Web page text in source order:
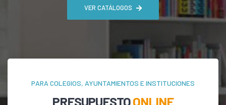
VER CATÁLOGOS
PARA COLEGIOS, AYUNTAMIENTOS E INSTITUCIONES
PRESUPUESTOONLINE